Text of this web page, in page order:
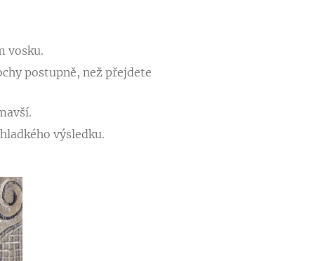
vosku.
postupně, než přejdete
výsledku.